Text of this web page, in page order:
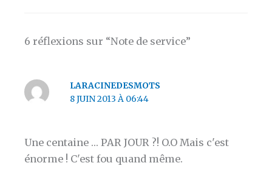
6 réflexions sur “Note de service”
LARACINEDESMOTS
8 JUIN 2013 À 06:44
Une centaine … PAR JOUR ?! O.O Mais c'est
énorme ! C'est fou quand même.